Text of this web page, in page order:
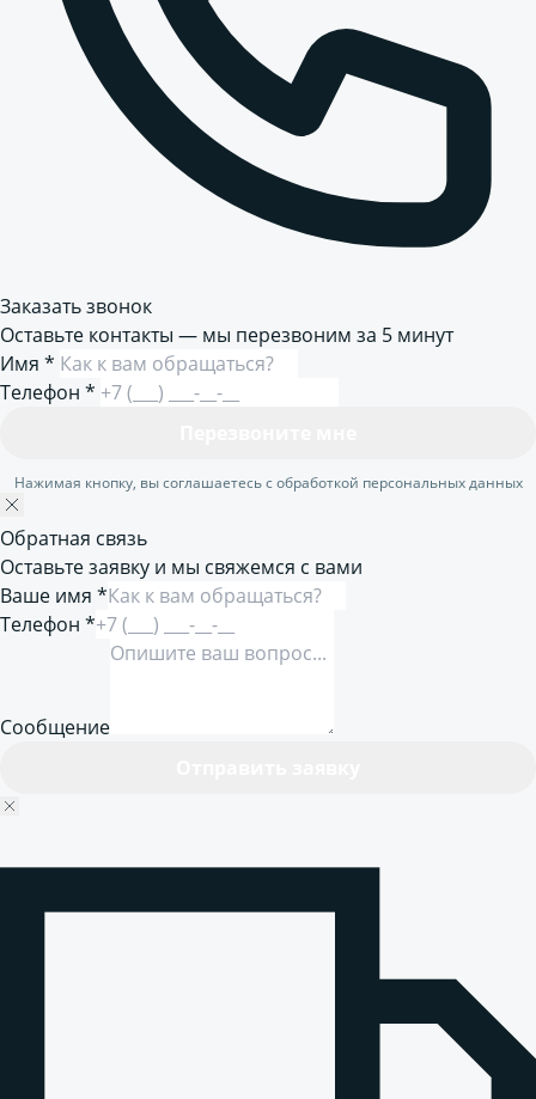
Заказать звонок
Оставьте контакты — мы перезвоним за 5 минут
Имя *
Телефон *
Нажимая кнопку, вы соглашаетесь с обработкой персональных данных
Обратная связь
Оставьте заявку и мы свяжемся с вами
Ваше имя *
Телефон *
Сообщение